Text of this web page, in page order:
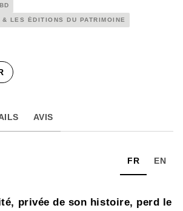
LES ÉDITIONS DU PATRIMOINE
AVIS
FR EN
privée de son histoire, perd le